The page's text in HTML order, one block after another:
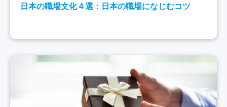
日本の職場文化４選：日本の職場になじむコツ